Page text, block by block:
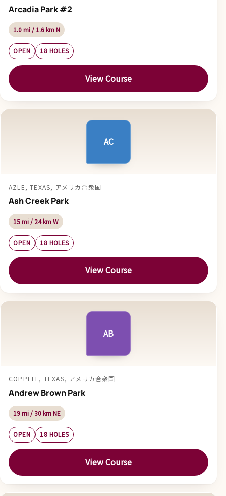
Arcadia Park #2
1.0 mi / 1.6 km N
OPEN 18 HOLES
View Course
AC
AZLE, TEXAS, アメリカ合衆国
Ash Creek Park
15 mi / 24 km W
OPEN 18 HOLES
View Course
AB
COPPELL, TEXAS, アメリカ合衆国
Andrew Brown Park
19 mi / 30 km NE
OPEN 18 HOLES
View Course